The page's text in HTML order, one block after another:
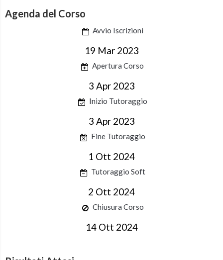
Agenda del Corso
Avvio Iscrizioni
19 Mar 2023
Apertura Corso
3 Apr 2023
Inizio Tutoraggio
3 Apr 2023
Fine Tutoraggio
1 Ott 2024
Tutoraggio Soft
2 Ott 2024
Chiusura Corso
14 Ott 2024